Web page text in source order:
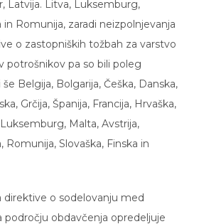
Latvija. Litva, Luksemburg,
in Romunija, zaradi neizpolnjevanja
o zastopniških tožbah za varstvo
potrošnikov pa so bili poleg
Belgija, Bolgarija, Češka, Danska,
Grčija, Španija, Francija, Hrvaška,
Malta, Avstrija,
Romunija, Slovaška, Finska in
o sodelovanju med
področju obdavčenja opredeljuje